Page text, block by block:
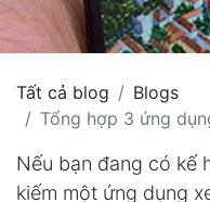
Tất cả blog
Blogs
Tổng hợp 3 ứng dụng
Nếu bạn đang có kế
kiếm một ứng dụng